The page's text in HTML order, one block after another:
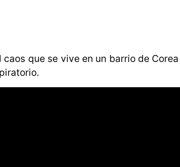
que se vive en un barrio de